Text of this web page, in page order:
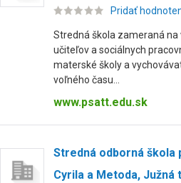
Pridať
Stredná škola zameraná na
učiteľov a sociálnych
materské školy a
voľného času...
www.psatt.edu.sk
Stredná odborná škola
Cyrila a Metoda, Južná